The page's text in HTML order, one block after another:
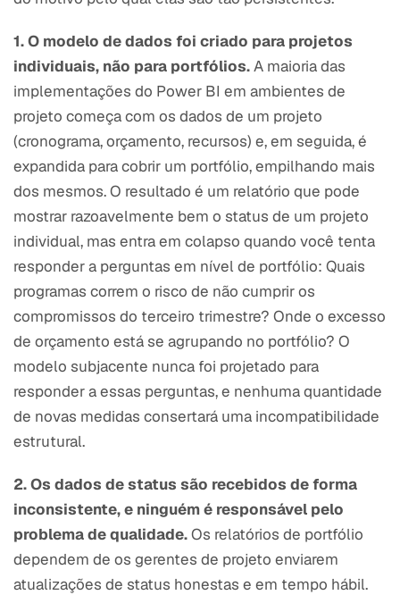
1. O modelo de dados foi criado para projetos
individuais, não para portfólios.A maioria das
implementações do Power BI em ambientes de
projeto começa com os dados de um projeto
(cronograma, orçamento, recursos) e, em seguida, é
expandida para cobrir um portfólio, empilhando mais
dos mesmos. O resultado é um relatório que pode
mostrar razoavelmente bem o status de um projeto
individual, mas entra em colapso quando você tenta
responder a perguntas em nível de portfólio: Quais
programas correm o risco de não cumprir os
compromissos do terceiro trimestre? Onde o excesso
de orçamento está se agrupando no portfólio? O
modelo subjacente nunca foi projetado para
responder a essas perguntas, e nenhuma quantidade
de novas medidas consertará uma incompatibilidade
estrutural.
2. Os dados de status são recebidos de forma
inconsistente, e ninguém é responsável pelo
problema de qualidade.Os relatórios de portfólio
dependem de os gerentes de projeto enviarem
atualizações de status honestas e em tempo hábil.